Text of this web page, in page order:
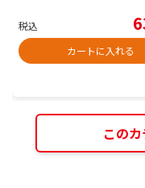
税込
カートに入れる
この